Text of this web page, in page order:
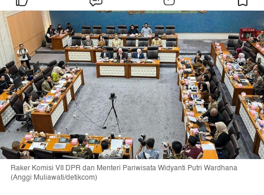
Raker Komisi VII DPR dan Menteri Pariwisata Widyanti Putri Wardhana
(Anggi Muliawati/detikcom)